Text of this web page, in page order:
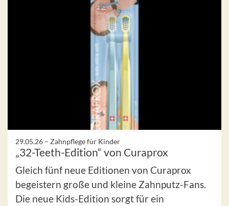
29.05.26 – Zahnpflege für Kinder
„32-Teeth-Edition“ von Curaprox
Gleich fünf neue Editionen von Curaprox
begeistern große und kleine Zahnputz-Fans.
Die neue Kids-Edition sorgt für ein